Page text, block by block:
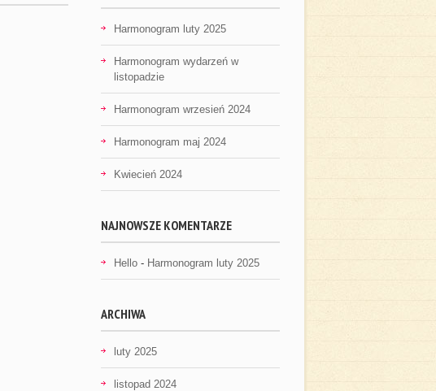
Harmonogram luty 2025
Harmonogram wydarzeń w
listopadzie
Harmonogram wrzesień 2024
Harmonogram maj 2024
Kwiecień 2024
NAJNOWSZE KOMENTARZE
Hello - Harmonogram luty 2025
ARCHIWA
luty 2025
listopad 2024